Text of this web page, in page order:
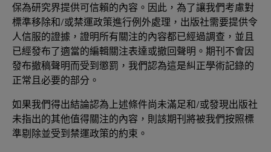
保為研究界提供可信賴的內容。因此，為了讓我們考慮對
標準移除和/或禁運政策進行例外處理，出版社需要提供令
人信服的證據，證明所有關注的內容都已經過調查，並且
已經發布了適當的編輯關注表達或撤回聲明。期刊不會因
發布撤稿聲明而受到懲罰，我們認為這是糾正學術記錄的
正常且必要的部分。
如果我們得出結論認為上述條件尚未滿足和/或發現出版社
未指出的其他值得關注的內容，則該期刊將被我們按照標
準剔除並受到禁運政策的約束。